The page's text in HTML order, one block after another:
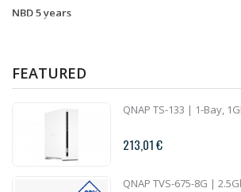
NBD 5 years
FEATURED
213,01 €